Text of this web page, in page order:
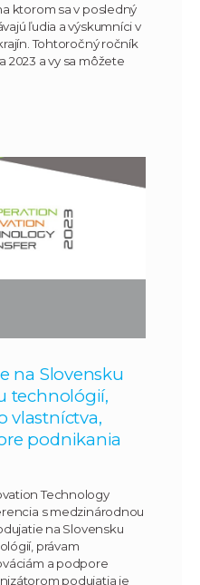
ktorom sa v posledný
ľudia a výskumníci v
Tohtoročný ročník
2023 a vy sa môžete
na Slovensku
technológií,
vlastníctva,
podnikania
Technology
s medzinárodnou
na Slovensku
právam
a podpore
podujatia je